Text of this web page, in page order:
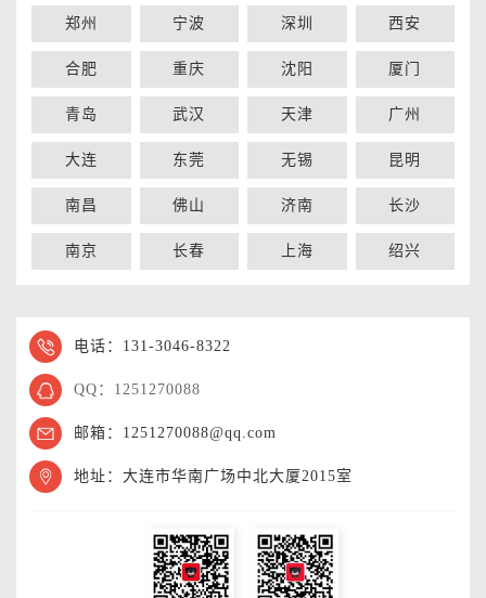
郑州 宁波 深圳 西安
合肥 重庆 沈阳 厦门
青岛 武汉 天津 广州
大连 东莞 无锡 昆明
南昌 佛山 济南 长沙
南京 长春 上海 绍兴
电话：131-3046-8322
QQ：1251270088
邮箱：1251270088@qq.com
地址：大连市华南广场中北大厦2015室